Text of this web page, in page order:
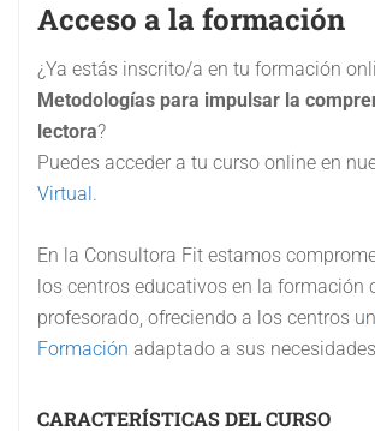
(
c
o
p
i
a
Acceso a la formación
¿Ya estás inscrito/a en tu formación
Metodologías para impulsar la
lectora?
Puedes acceder a tu curso online en
Virtual .
En la Consultora Fit estamos
los centros educativos en la formación
profesorado, ofreciendo a los centros un
Formación adaptado a sus
CARACTERÍSTICAS DEL CURSO